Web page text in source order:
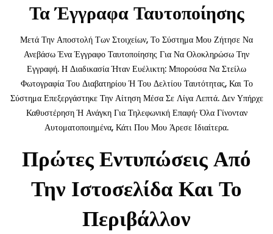
Τα Έγγραφα Ταυτοποίησης
Μετά Την Αποστολή Των Στοιχείων, Το Σύστημα Μου Ζήτησε Να
Ανεβάσω Ένα Έγγραφο Ταυτοποίησης Για Να Ολοκληρώσω Την
Εγγραφή. Η Διαδικασία Ήταν Ευέλικτη: Μπορούσα Να Στείλω
Φωτογραφία Του Διαβατηρίου Ή Του Δελτίου Ταυτότητας, Και Το
Σύστημα Επεξεργάστηκε Την Αίτηση Μέσα Σε Λίγα Λεπτά. Δεν Υπήρχε
Καθυστέρηση Ή Ανάγκη Για Τηλεφωνική Επαφή· Όλα Γίνονταν
Αυτοματοποιημένα, Κάτι Που Μου Άρεσε Ιδιαίτερα.
Πρώτες Εντυπώσεις Από
Την Ιστοσελίδα Και Το
Περιβάλλον